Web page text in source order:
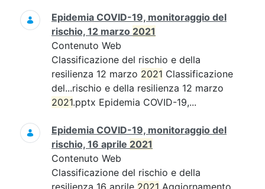
Epidemia COVID-19, monitoraggio del
rischio, 12 marzo 2021
Contenuto Web
Classificazione del rischio e della
resilienza 12 marzo 2021 Classificazione
del...rischio e della resilienza 12 marzo
2021.pptx Epidemia COVID-19,...
Epidemia COVID-19, monitoraggio del
rischio, 16 aprile 2021
Contenuto Web
Classificazione del rischio e della
resilienza 16 aprile 2021 Aggiornamento